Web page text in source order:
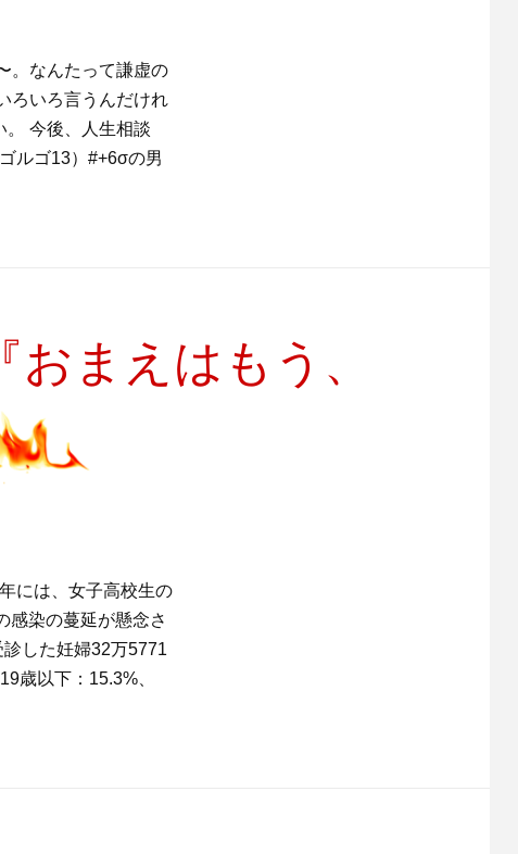
。なんたって謙虚の
ろいろ言うんだけれ
。 今後、人生相談
ルゴ13）#+6σの男
まえはもう、
には、女子高校生の
感染の蔓延が懸念さ
した妊婦32万5771
歳以下：15.3%、